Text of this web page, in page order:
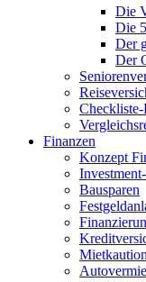
Die
Die
Der
Der
Finanzen
Konzept
Bausparen